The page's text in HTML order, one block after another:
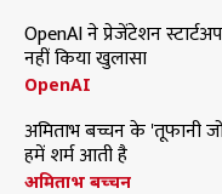
OpenAI ने प्रेजेंटेशन
नहीं किया खुलासा
OpenAI
अमिताभ बच्चन के 'तूफानी
हमें शर्म आती है
अमिताभ बच्चन